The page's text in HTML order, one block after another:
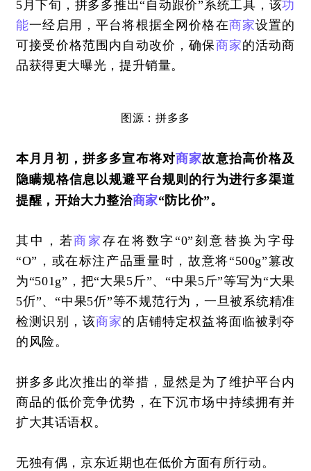
5月下旬，拼多多推出“自动跟价”系统工具，该功
能一经启用，平台将根据全网价格在商家设置的
可接受价格范围内自动改价，确保商家的活动商
品获得更大曝光，提升销量。
图源：拼多多
本月月初，拼多多宣布将对商家故意抬高价格及
隐瞒规格信息以规避平台规则的行为进行多渠道
提醒，开始大力整治商家“防比价”。
其中，若商家存在将数字“0”刻意替换为字母
“O”，或在标注产品重量时，故意将“500g”篡改
为“501g”，把“大果5斤”、“中果5斤”等写为“大果
5伒”、“中果5伒”等不规范行为，一旦被系统精准
检测识别，该商家的店铺特定权益将面临被剥夺
的风险。
拼多多此次推出的举措，显然是为了维护平台内
商品的低价竞争优势，在下沉市场中持续拥有并
扩大其话语权。
无独有偶，京东近期也在低价方面有所行动。